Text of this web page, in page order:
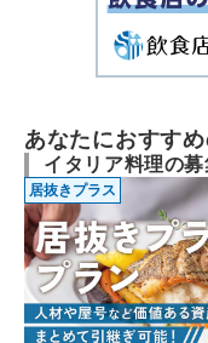
あなたにおすす
イタリア料理の
居抜きプラス